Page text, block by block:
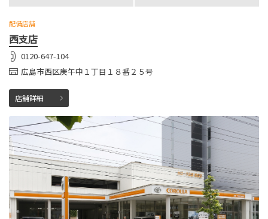
配備店舗
西支店
0120-647-104
広島市西区庚午中１丁目１８番２５号
店舗詳細